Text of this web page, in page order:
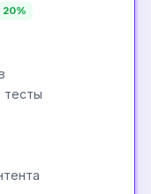
20%
тесты